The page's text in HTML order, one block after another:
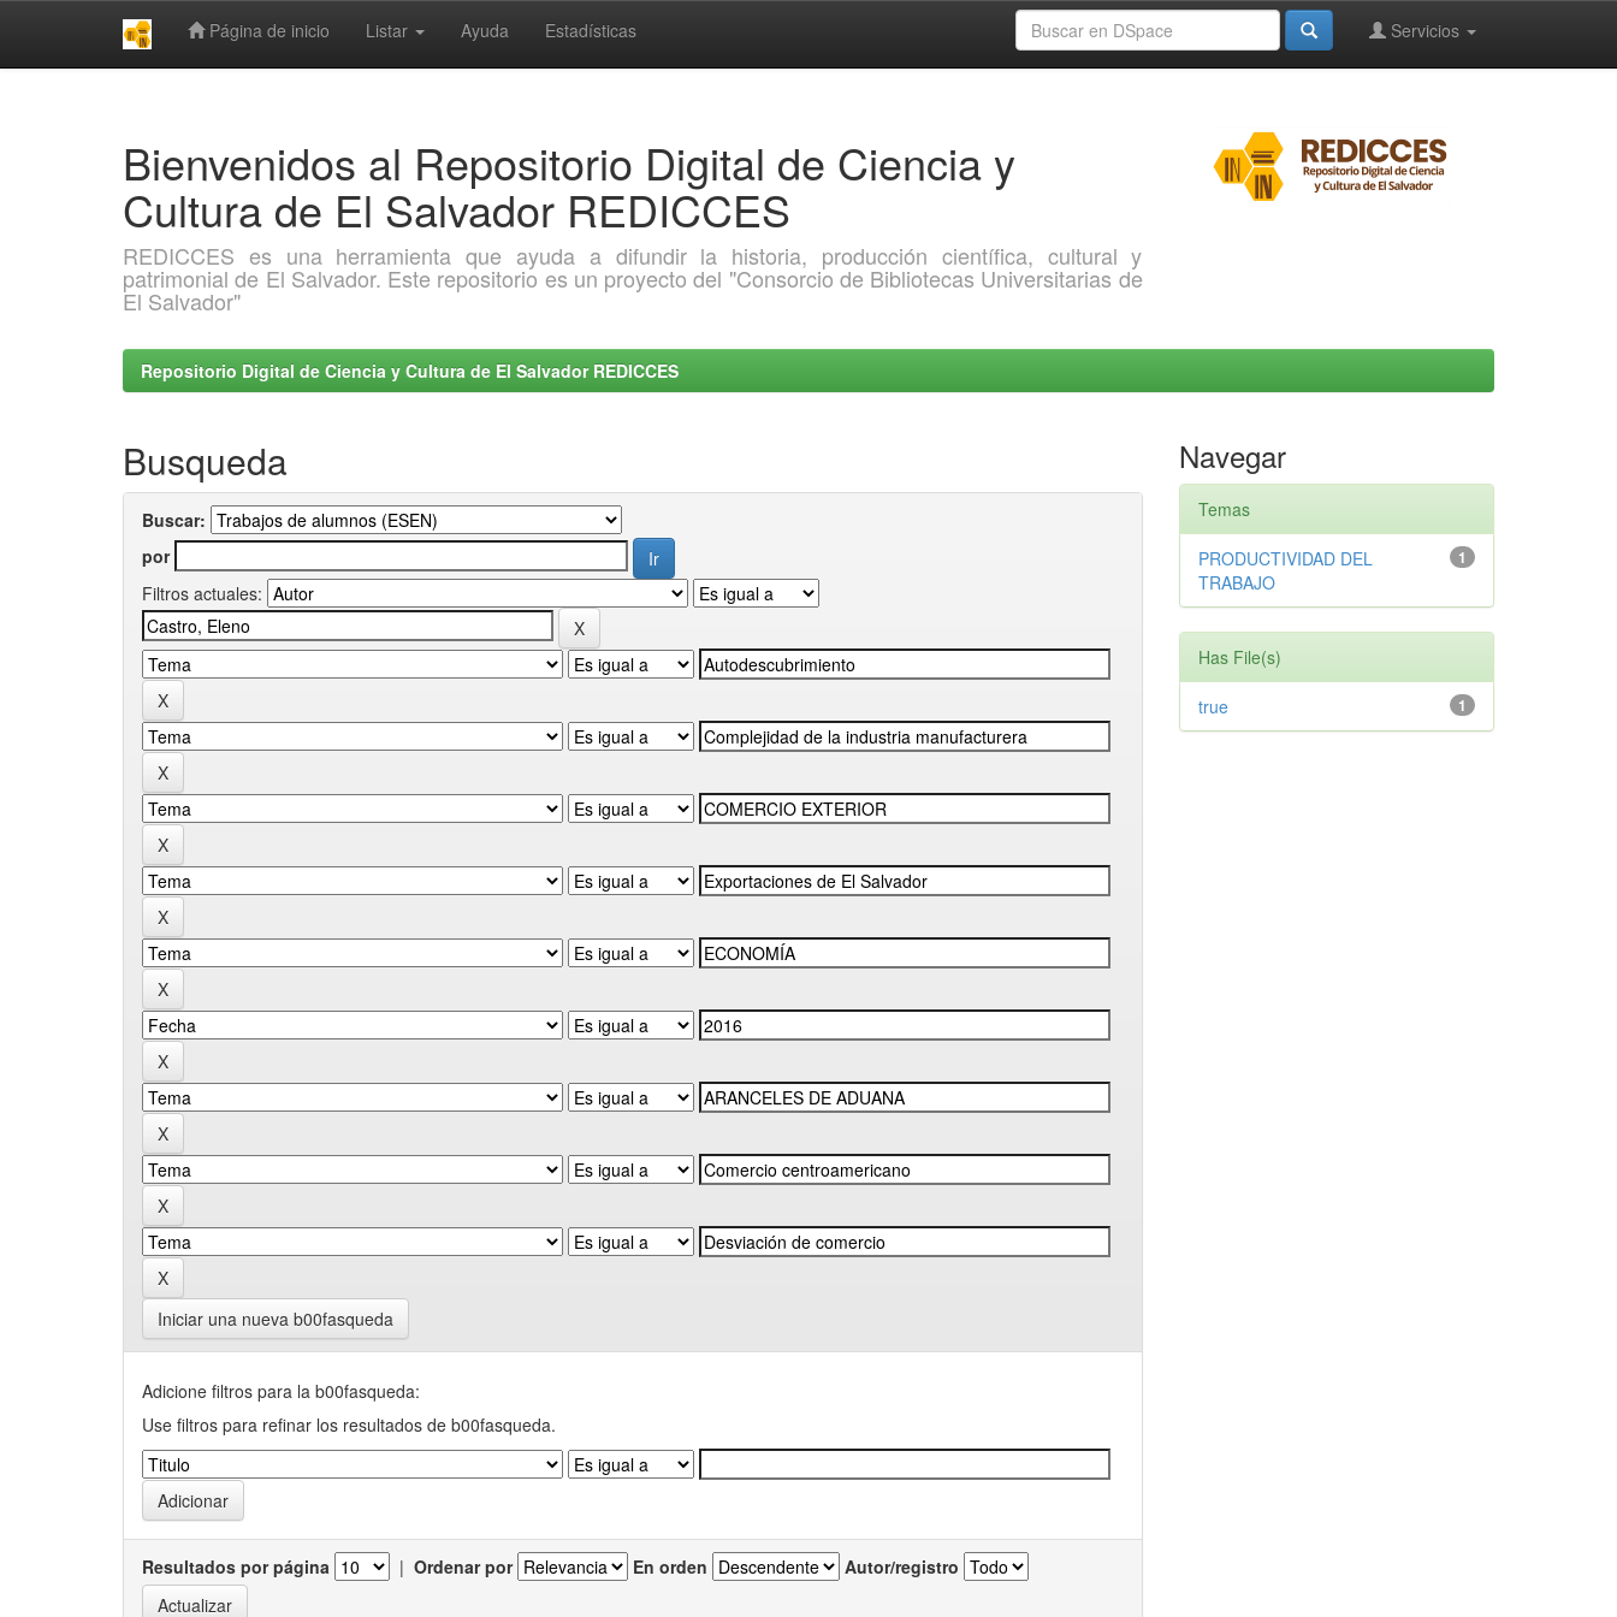
Página de inicio Listar Ayuda Estadísticas Servicios
Bienvenidos al Repositorio Digital de Ciencia y
Cultura de El Salvador REDICCES
REDICCES es una herramienta que ayuda a difundir la historia, producción científica, cultural y
patrimonial de El Salvador. Este repositorio es un proyecto del "Consorcio de Bibliotecas Universitarias de
El Salvador"
Repositorio Digital de Ciencia y Cultura de El Salvador REDICCES
Busqueda
Buscar:
por
Filtros actuales:
Iniciar una nueva b00fasqueda
Adicione filtros para la b00fasqueda:
Use filtros para refinar los resultados de b00fasqueda.
Resultados por página | Ordenar por En orden Autor/registro
Navegar
Temas
1
PRODUCTIVIDAD DEL
TRABAJO
Has File(s)
1
true